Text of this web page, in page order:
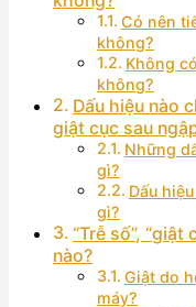
Có nên
không?
Không
không?
Dấu hiệu nào
giật cục sau
Những
gì?
Dấu
gì?
“Trễ số”,
nào?
Giật do
máy?